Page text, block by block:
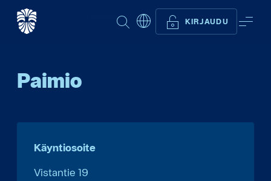
ETSI KIRJAUDU
Start FI Paimio
Paimio
Käyntiosoite
Vistantie 19